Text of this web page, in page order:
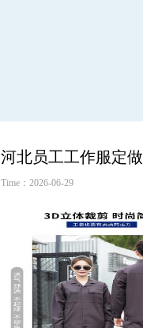
河北员工工作服定做
Time：2026-06-29